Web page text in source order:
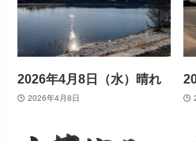
2026年4月8日（水）晴れ
2026年4月8日